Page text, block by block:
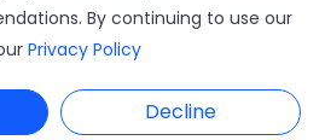
www.dast.cl
By continuing to use our
Privacy Policy
Decline